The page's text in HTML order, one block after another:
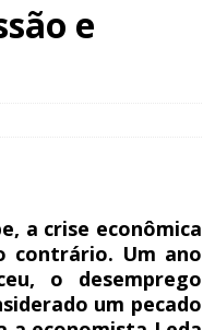
e
a crise econômica
contrário. Um ano
o desemprego
um pecado